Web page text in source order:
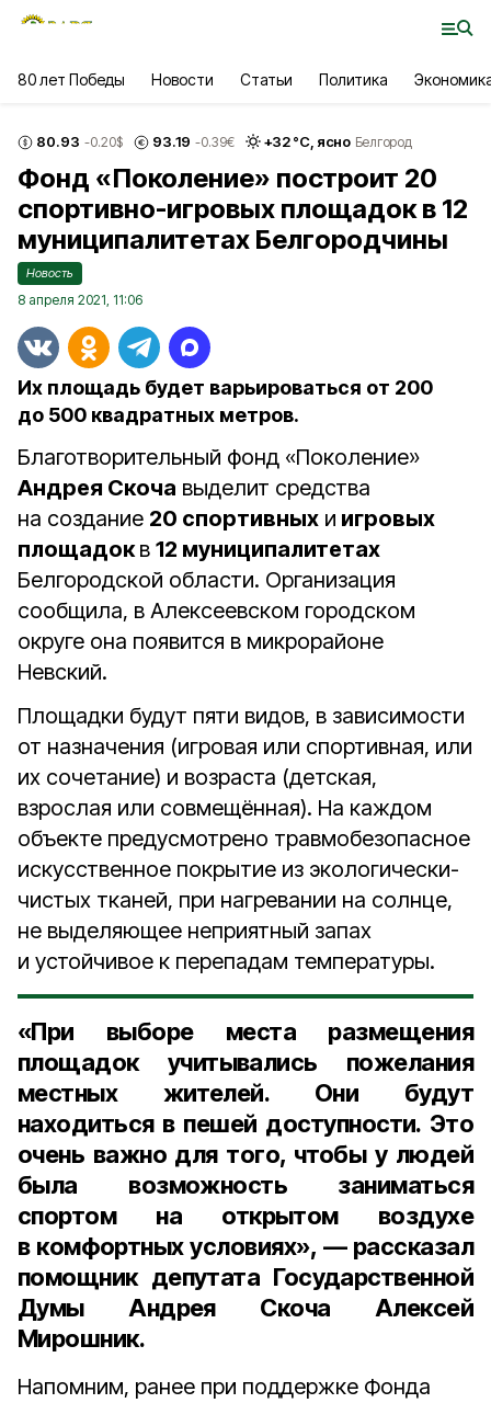
80 лет Победы Новости Статьи Политика
80.93 -0.20$ 93.19 -0.39€ +32°С, ясно Белгород
Фонд «Поколение» построит 20
спортивно-игровых площадок в 12
муниципалитетах Белгородчины
Новость
8 апреля 2021, 11:06
Их площадь будет варьироваться от 200
до 500 квадратных метров.
Благотворительный фонд «Поколение»
Андрея Скоча выделит средства
на создание 20 спортивных и игровых
площадокв 12 муниципалитетах
Белгородской области. Организация
сообщила, в Алексеевском городском
округе она появится в микрорайоне
Невский.
Площадки будут пяти видов, в зависимости
от назначения (игровая или спортивная, или
их сочетание) и возраста (детская,
взрослая или совмещённая). На каждом
объекте предусмотрено травмобезопасное
искусственное покрытие из экологически-
чистых тканей, при нагревании на солнце,
не выделяющее неприятный запах
и устойчивое к перепадам температуры.
«При выборе места размещения
площадок учитывались пожелания
местных жителей. Они будут
находиться в пешей доступности. Это
очень важно для того, чтобы у людей
была возможность заниматься
спортом на открытом воздухе
в комфортных условиях», — рассказал
помощник депутата Государственной
Думы Андрея Скоча Алексей
Мирошник.
Напомним, ранее при поддержке Фонда